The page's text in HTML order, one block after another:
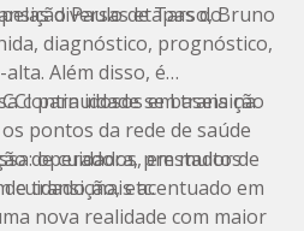
Paulo de Tarso, Bruno
diversas etapas do
diagnóstico, prognóstico,
Além disso, é
continuidade se baseia na
pontos da rede de saúde
operadora, prestador de
transição, etc.
para idosos em transição
de cuidados, em muitos
cuidado mais acentuado em
nova realidade com maior